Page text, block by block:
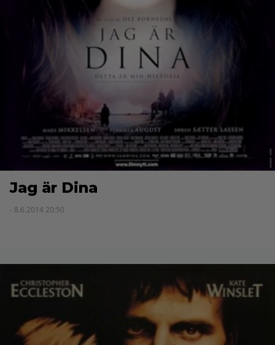
Jag är Dina
- 8.6.2014 20:50